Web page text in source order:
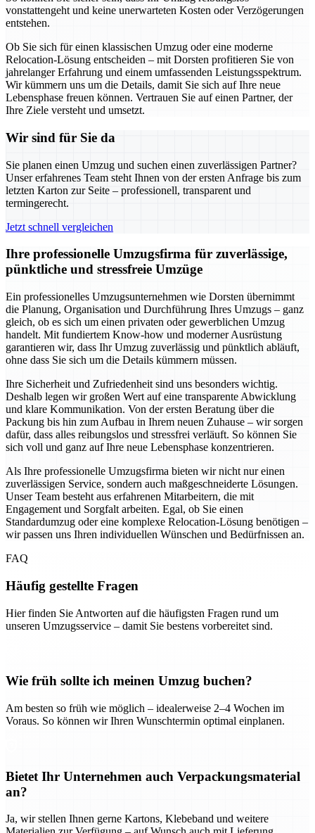
vonstattengeht und keine unerwarteten Kosten oder Verzögerungen
entstehen.
Ob Sie sich für einen klassischen Umzug oder eine moderne
Relocation-Lösung entscheiden – mit Dorsten profitieren Sie von
jahrelanger Erfahrung und einem umfassenden Leistungsspektrum.
Wir kümmern uns um die Details, damit Sie sich auf Ihre neue
Lebensphase freuen können. Vertrauen Sie auf einen Partner, der
Ihre Ziele versteht und umsetzt.
Wir sind für Sie da
Sie planen einen Umzug und suchen einen zuverlässigen Partner?
Unser erfahrenes Team steht Ihnen von der ersten Anfrage bis zum
letzten Karton zur Seite – professionell, transparent und
termingerecht.
Jetzt schnell vergleichen
Ihre professionelle Umzugsfirma für zuverlässige,
pünktliche und stressfreie Umzüge
Ein professionelles Umzugsunternehmen wie Dorsten übernimmt
die Planung, Organisation und Durchführung Ihres Umzugs – ganz
gleich, ob es sich um einen privaten oder gewerblichen Umzug
handelt. Mit fundiertem Know-how und moderner Ausrüstung
garantieren wir, dass Ihr Umzug zuverlässig und pünktlich abläuft,
ohne dass Sie sich um die Details kümmern müssen.
Ihre Sicherheit und Zufriedenheit sind uns besonders wichtig.
Deshalb legen wir großen Wert auf eine transparente Abwicklung
und klare Kommunikation. Von der ersten Beratung über die
Packung bis hin zum Aufbau in Ihrem neuen Zuhause – wir sorgen
dafür, dass alles reibungslos und stressfrei verläuft. So können Sie
sich voll und ganz auf Ihre neue Lebensphase konzentrieren.
Als Ihre professionelle Umzugsfirma bieten wir nicht nur einen
zuverlässigen Service, sondern auch maßgeschneiderte Lösungen.
Unser Team besteht aus erfahrenen Mitarbeitern, die mit
Engagement und Sorgfalt arbeiten. Egal, ob Sie einen
Standardumzug oder eine komplexe Relocation-Lösung benötigen –
wir passen uns Ihren individuellen Wünschen und Bedürfnissen an.
FAQ
Häufig gestellte Fragen
Hier finden Sie Antworten auf die häufigsten Fragen rund um
unseren Umzugsservice – damit Sie bestens vorbereitet sind.
Wie früh sollte ich meinen Umzug buchen?
Am besten so früh wie möglich – idealerweise 2–4 Wochen im
Voraus. So können wir Ihren Wunschtermin optimal einplanen.
Bietet Ihr Unternehmen auch Verpackungsmaterial
an?
Ja, wir stellen Ihnen gerne Kartons, Klebeband und weitere